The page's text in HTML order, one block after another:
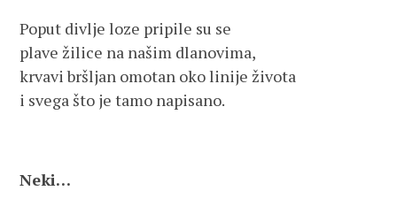
Poput divlje loze pripile su se
plave žilice na našim dlanovima,
krvavi bršljan omotan oko linije života
i svega što je tamo napisano.
Neki…